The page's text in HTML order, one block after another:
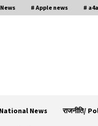
# Apple news #
News राजनीति/